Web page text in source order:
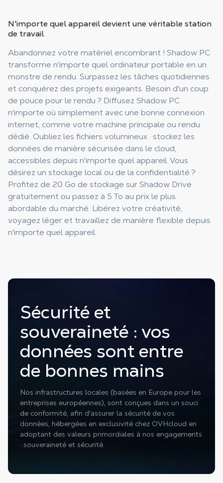
N'importe quel appareil devient une véritable station
de travail
Abandonnez votre matériel encombrant ! Shadow PC
transforme n'importe quel ordinateur portable en un
monstre de rendu. Surpassez les tâches quotidiennes
et conquérez des projets exigeants. Besoin d'un coup
de pouce pour le rendu ? Diffusez Shadow PC
n'importe où simplement avec une bonne connexion
internet, comme votre machine principale ou rendu
dédié. Oubliez les fichiers volumineux : stockez les
données de manière sécurisée dans le cloud,
accessibles depuis n'importe quel appareil. Vous
désirez un stockage local ou de la confidentialité ?
Profitez de 20 Go de stockage sur Shadow Drive
gratuitement ou passez à 5 To au prix le plus
abordable du marché. Libérez votre créativité,
voyagez léger et travaillez de manière flexible depuis
n'importe quel appareil.
Sécurité et
souveraineté : vos
données sont entre
de bonnes mains
Nos infrastructures locales (basées en Europe pour les
entreprises européennes), sont conçues dans un souci
de conformité, afin d'assurer la sécurité de vos
données, hébergées en exclusivité chez OVHcloud en
adoptant des valeurs primordiales à nos engagements
: souveraineté et sécurité.